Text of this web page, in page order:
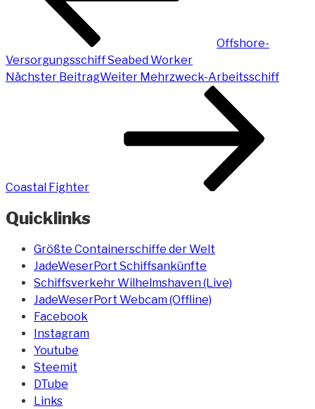
Offshore-
Versorgungsschiff Seabed Worker
Nächster BeitragWeiter Mehrzweck-Arbeitsschiff
Coastal Fighter
Quicklinks
Größte Containerschiffe der Welt
JadeWeserPort Schiffsankünfte
Schiffsverkehr Wilhelmshaven (Live)
JadeWeserPort Webcam (Offline)
Facebook
Instagram
Youtube
Steemit
DTube
Links